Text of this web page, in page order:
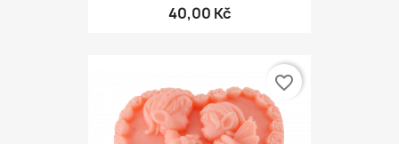
40,00 Kč
favorite_border